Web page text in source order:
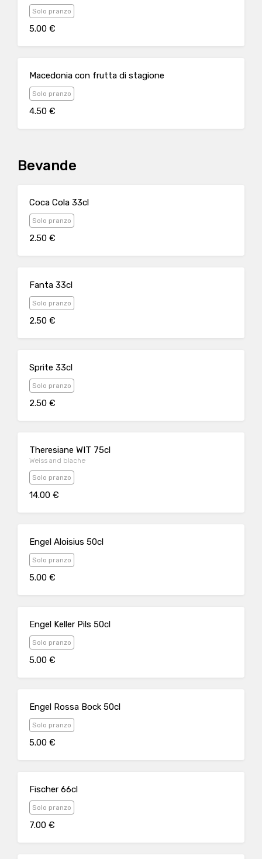
Solo pranzo
5.00 €
Macedonia con frutta di stagione
Solo pranzo
4.50 €
Bevande
Coca Cola 33cl
Solo pranzo
2.50 €
Fanta 33cl
Solo pranzo
2.50 €
Sprite 33cl
Solo pranzo
2.50 €
Theresiane WIT 75cl
Weiss and blache
Solo pranzo
14.00 €
Engel Aloisius 50cl
Solo pranzo
5.00 €
Engel Keller Pils 50cl
Solo pranzo
5.00 €
Engel Rossa Bock 50cl
Solo pranzo
5.00 €
Fischer 66cl
Solo pranzo
7.00 €